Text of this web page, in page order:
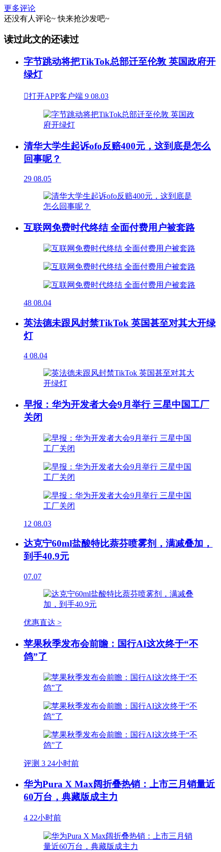
更多评论
还没有人评论~ 快来抢沙发吧~
读过此文的还读过
字节跳动将把TikTok总部迁至伦敦 英国政府开
绿灯
打开APP客户端 9 08.03
清华大学生起诉ofo反赔400元，这到底是怎么
回事呢？
29 08.05
互联网免费时代终结 全面付费用户被套路
48 08.04
英法德未跟风封禁TikTok 英国甚至对其大开绿
灯
4 08.04
早报：华为开发者大会9月举行 三星中国工厂
关闭
12 08.03
达克宁60ml盐酸特比萘芬喷雾剂，满减叠加，
到手40.9元
07.07
优惠直达 >
苹果秋季发布会前瞻：国行AI这次终于“不
鸽”了
评测 3 24小时前
华为Pura X Max阔折叠热销：上市三月销量近
60万台，典藏版成主力
4 22小时前